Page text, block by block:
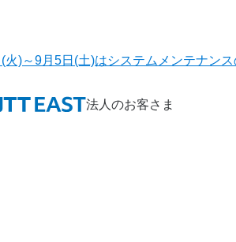
火)～9月5日(土)はシステムメンテナン
法人のお客さま